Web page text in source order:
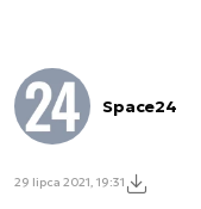
Space24
29 lipca 2021, 19:31